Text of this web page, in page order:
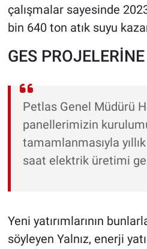
çalışmalar sayesinde
bin 640 ton atık suyu
GES
Petlas Genel Müdürü
panellerimizin
tamamlanmasıyla
saat elektrik üretimi
Yeni yatırımlarının
söyleyen Yalnız, enerji